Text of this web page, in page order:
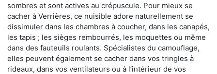
sombres et sont actives au crépuscule. Pour mieux se
cacher à Verrières, ce nuisible adore naturellement se
dissimuler dans les chambres à coucher, dans les canapés,
les tapis ; les sièges rembourrés, les moquettes ou même
dans des fauteuils roulants. Spécialistes du camouflage,
elles peuvent également se cacher dans vos tringles à
rideaux, dans vos ventilateurs ou à l’intérieur de vos